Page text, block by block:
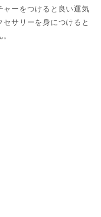
ャーをつけると良い運気
サリーを身につけると